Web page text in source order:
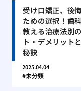
受け口矯正、後
ための選択！歯
教える治療法別
ト・デメリット
秘訣
2025.04.04
未分類